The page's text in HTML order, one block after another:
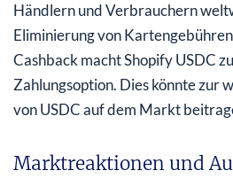
Händlern und Verbrauchern
Eliminierung von
Cashback macht Shopify USDC
Zahlungsoption. Dies könnte zur
von USDC auf dem Markt
Marktreaktionen und